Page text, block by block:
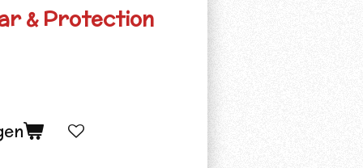
& Protection